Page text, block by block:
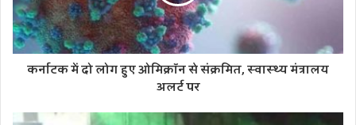
कर्नाटक में दो लोग हुए ओमिक्रॉन से संक्रमित, स्वास्थ्य मंत्रालय
अलर्ट पर